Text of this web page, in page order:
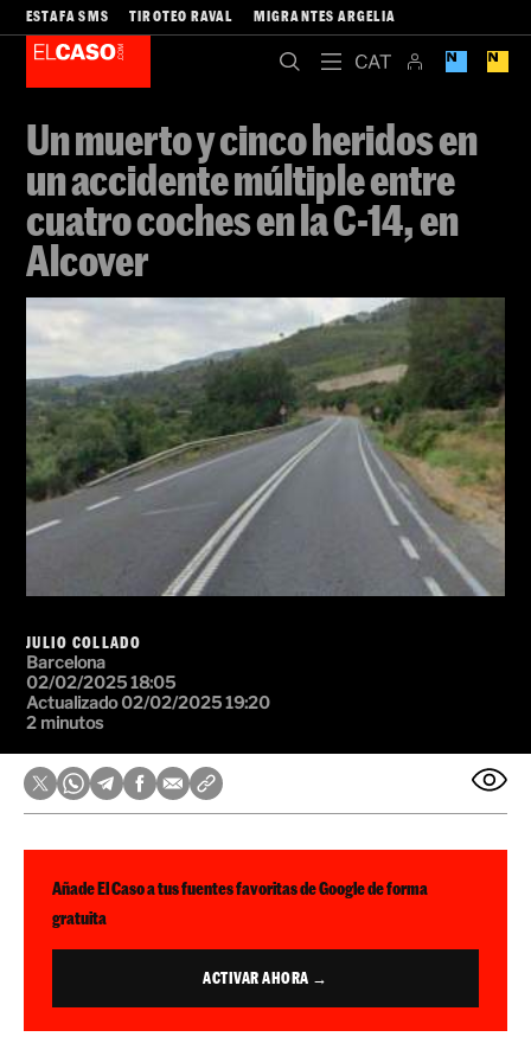
ESTAFA SMS TIROTEO RAVAL MIGRANTES ARGELIA
Un muerto y cinco heridos en
un accidente múltiple entre
cuatro coches en la C-14, en
Alcover
JULIO COLLADO
Barcelona
02/02/2025 18:05
Actualizado 02/02/2025 19:20
2 minutos
Añade El Caso a tus fuentes favoritas de Google de forma
gratuita
ACTIVAR AHORA →